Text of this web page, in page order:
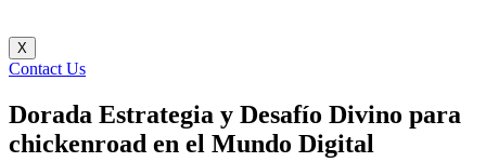
X
Contact Us
Dorada Estrategia y Desafío Divino para
chickenroad en el Mundo Digital